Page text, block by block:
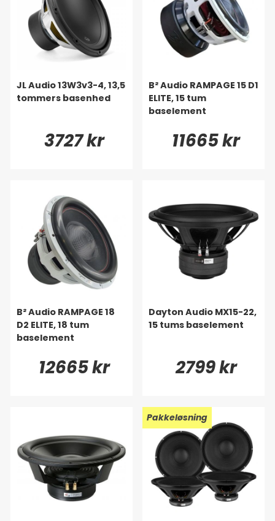
JL Audio 13W3v3-4, 13,5
tommers basenhed
3727 kr
B² Audio RAMPAGE 15 D1
ELITE, 15 tum
baselement
11665 kr
B² Audio RAMPAGE 18
D2 ELITE, 18 tum
baselement
12665 kr
Dayton Audio MX15-22,
15 tums baselement
2799 kr
Pakkeløsning